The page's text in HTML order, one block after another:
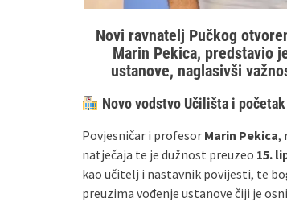
Novi ravnatelj Pučkog
Marin Pekica, predstavio
ustanove, naglasivši
Novo vodstvo Učilišta i početak
Povjesničar i profesor Marin Pekica,
natječaja te je dužnost preuzeo 15.
kao učitelj i nastavnik povijesti, te
preuzima vođenje ustanove čiji je